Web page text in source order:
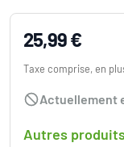
25,99 €
Taxe comprise, en
Actuellement
Autres